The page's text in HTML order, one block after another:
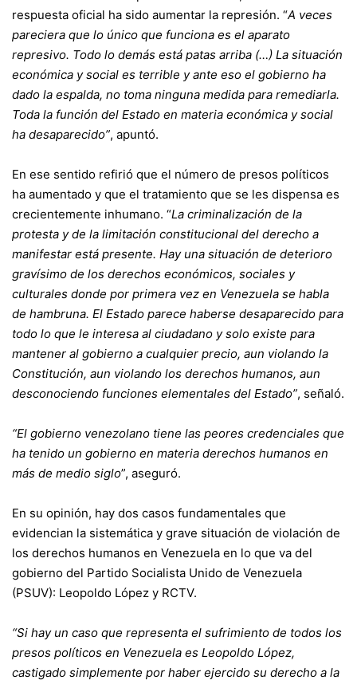
respuesta oficial ha sido aumentar la represión. “A veces
pareciera que lo único que funciona es el aparato
represivo. Todo lo demás está patas arriba (…) La situación
económica y social es terrible y ante eso el gobierno ha
dado la espalda, no toma ninguna medida para remediarla.
Toda la función del Estado en materia económica y social
ha desaparecido”, apuntó.
En ese sentido refirió que el número de presos políticos
ha aumentado y que el tratamiento que se les dispensa es
crecientemente inhumano. “La criminalización de la
protesta y de la limitación constitucional del derecho a
manifestar está presente. Hay una situación de deterioro
gravísimo de los derechos económicos, sociales y
culturales donde por primera vez en Venezuela se habla
de hambruna. El Estado parece haberse desaparecido para
todo lo que le interesa al ciudadano y solo existe para
mantener al gobierno a cualquier precio, aun violando la
Constitución, aun violando los derechos humanos, aun
desconociendo funciones elementales del Estado”, señaló.
“El gobierno venezolano tiene las peores credenciales que
ha tenido un gobierno en materia derechos humanos en
más de medio siglo”, aseguró.
En su opinión, hay dos casos fundamentales que
evidencian la sistemática y grave situación de violación de
los derechos humanos en Venezuela en lo que va del
gobierno del Partido Socialista Unido de Venezuela
(PSUV): Leopoldo López y RCTV.
“Si hay un caso que representa el sufrimiento de todos los
presos políticos en Venezuela es Leopoldo López,
castigado simplemente por haber ejercido su derecho a la